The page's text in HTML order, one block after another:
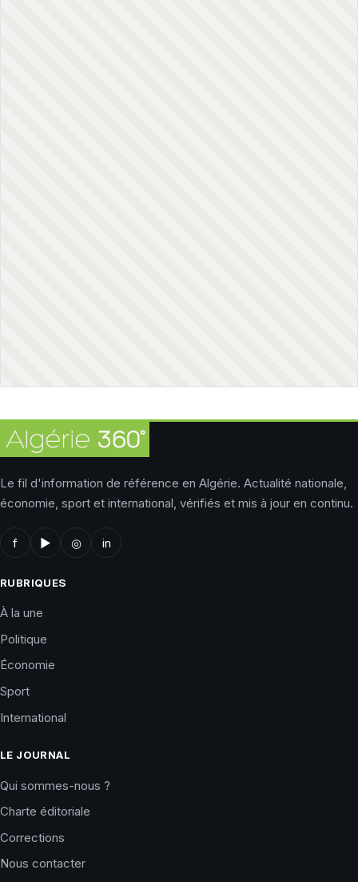
Le fil d'information de référence en Algérie. Actualité nationale,
économie, sport et international, vérifiés et mis à jour en continu.
f ▶ ◎ in
RUBRIQUES
À la une
Politique
Économie
Sport
International
LE JOURNAL
Qui sommes-nous ?
Charte éditoriale
Corrections
Nous contacter